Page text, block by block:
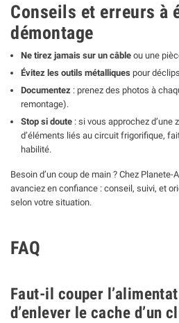
Conseils et erreurs à
démontage
Ne tirez jamais sur un câble ou une
Évitez les outils métalliques pour
Documentez : prenez des photos à
remontage).
Stop si doute : si vous approchez d’une
d’éléments liés au circuit frigorifique,
habilité.
Besoin d’un coup de main ? Chez Planete-
avanciez en confiance : conseil, suivi, et
selon votre situation.
FAQ
Faut-il couper
d’enlever le cache d’un